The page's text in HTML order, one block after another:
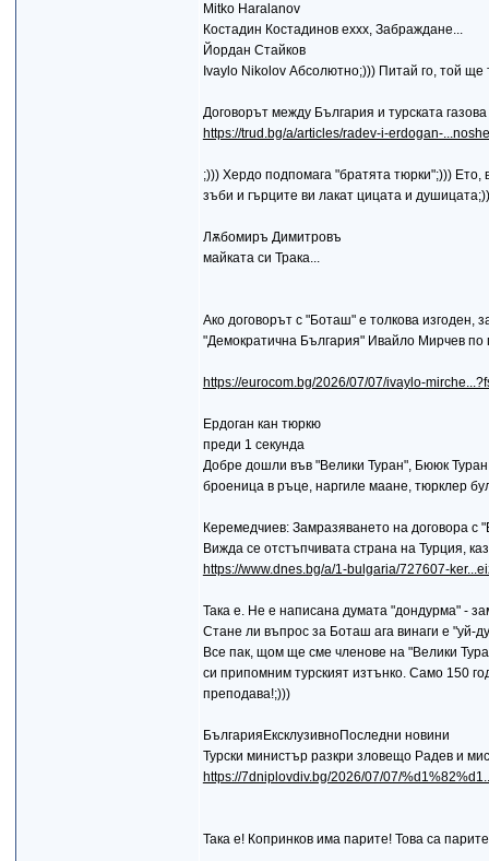
Mitko Haralanov
Костадин Костадинов еххх, Забраждане...
Йордан Стайков
Ivaylo Nikolov Абсолютно;))) Питай го, той ще
Договорът между България и турската
https://trud.bg/a/articles/radev-i-erdogan-
;))) Хердо подпомага "братята тюрки";))) Ето,
зъби и гърците ви лакат цицата и
Лѫбомиръ Димитровъ
майката си Трака...
Ако договорът с "Боташ" е толкова изгоден,
"Демократична България" Ивайло Мирчев по
https://eurocom.bg/2026/07/07/ivaylo-
Ердоган кан тюркю
преди 1 секунда
Добре дошли във "Велики Туран", Бююк
броеница в ръце, наргиле маане, тюрклер
Керемедчиев: Замразяването на договора с
Вижда се отстъпчивата страна на Турция,
https://www.dnes.bg/a/1-bulgaria/727607-
Taка е. Не е написана думата "дондурма" -
Стане ли въпрос за Боташ ага винаги е "уй-
Все пак, щом ще сме членове на "Велики
си припомним турският изтънко. Само 150
преподава!;)))
БългарияЕксклузивноПоследни новини
Турски министър разкри зловещо Радев и
https://7dniplovdiv.bg/2026/07/07/
Така е! Копринков има парите! Това са